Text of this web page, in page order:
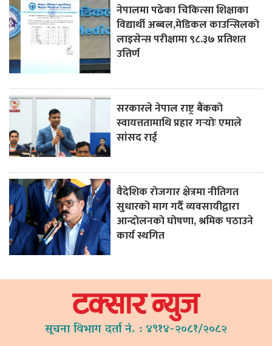
नेपालमा पढेका चिकित्सा शिक्षाका
विद्यार्थी अब्बल,मेडिकल काउन्सिलको
लाइसेन्स परीक्षामा ९८.३७ प्रतिशत
उत्तिर्ण
सरकारले नेपाल राष्ट्र बैंकको
स्वायत्ततामाथि प्रहार गर्‍योः एमाले
सांसद राई
वैदेशिक रोजगार क्षेत्रमा नीतिगत
सुधारको माग गर्दै व्यवसायीद्वारा
आन्दोलनको घोषणा, श्रमिक पठाउने
कार्य स्थगित
सूचना विभाग दर्ता नं. : ४९१४-२०८१/२०८२